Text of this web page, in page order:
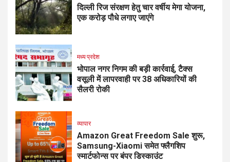
दिल्ली रिज संरक्षण हेतु चार वर्षीय मेगा योजना,
एक करोड़ पौधे लगाए जाएंगे
मध्य प्रदेश
भोपाल नगर निगम की बड़ी कार्रवाई, टैक्स
वसूली में लापरवाही पर 38 अधिकारियों की
सैलरी रोकी
व्यापार
Amazon Great Freedom Sale शुरू,
Samsung-Xiaomi समेत फ्लैगशिप
स्मार्टफोन्स पर बंपर डिस्काउंट